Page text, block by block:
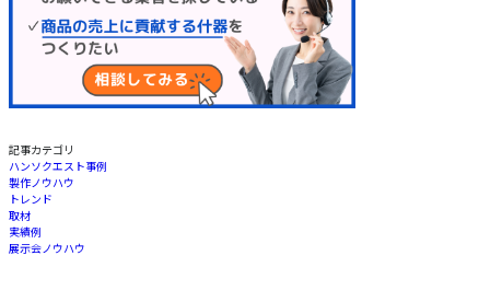
記事カテゴリ
ハンソクエスト事例
製作ノウハウ
トレンド
取材
実績例
展示会ノウハウ